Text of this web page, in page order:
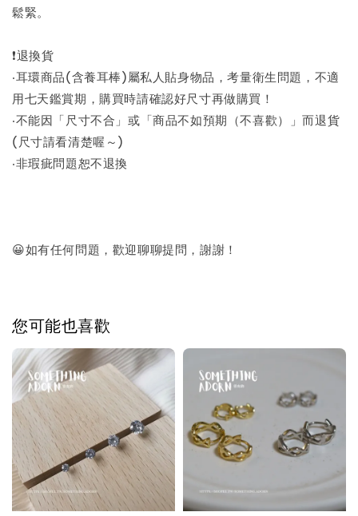
鬆緊。
❗退換貨
‧耳環商品(含養耳棒)屬私人貼身物品，考量衛生問題，不適
用七天鑑賞期，購買時請確認好尺寸再做購買！
‧不能因「尺寸不合」或「商品不如預期（不喜歡）」而退貨
(尺寸請看清楚喔～)
‧非瑕疵問題恕不退換
😀如有任何問題，歡迎聊聊提問，謝謝！
您可能也喜歡